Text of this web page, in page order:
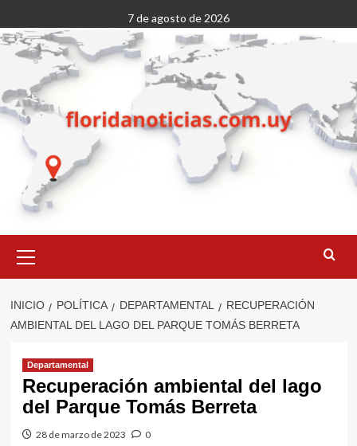
al
contenido
7 de agosto de 2026
primario
INICIO POLÍTICA DEPARTAMENTAL
RECUPERACIÓN
AMBIENTAL DEL LAGO DEL PARQUE TOMÁS BERRETA
Departamental
Recuperación ambiental del lago
del Parque Tomás Berreta
28 de marzo de 2023 0